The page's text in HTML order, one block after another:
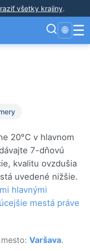
všetky krajiny.
🌐 ☰
20°C v hlavnom
7-dňovú
kvalitu ovzdušia
uvedené nižšie.
hlavnými
mestá práve
Varšava.